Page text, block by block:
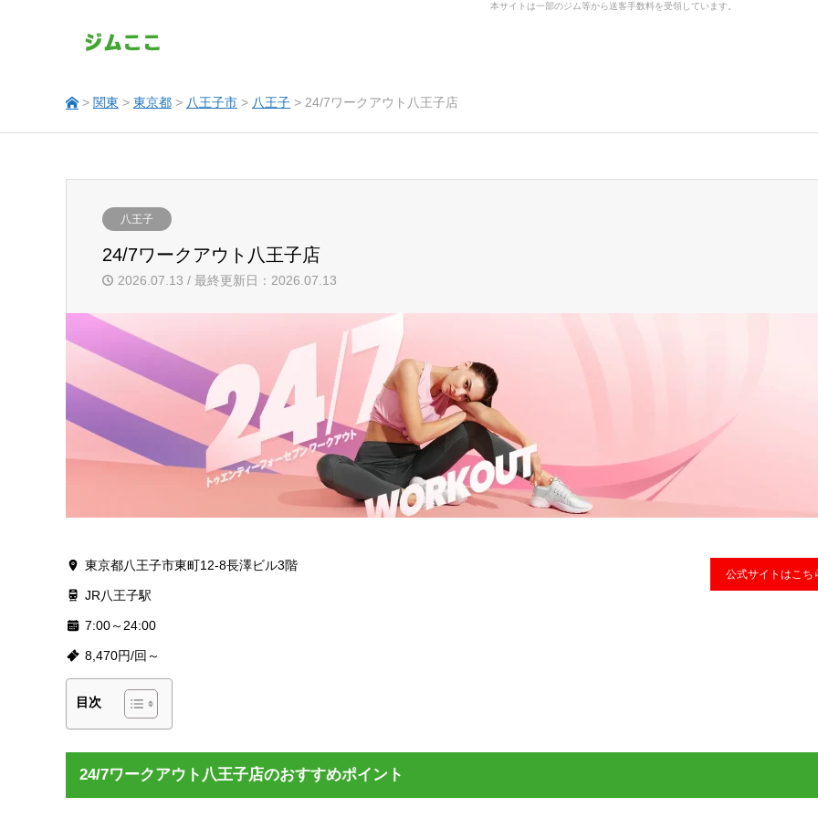
本サイトは一部のジム等から送客手数料を受領しています。
> 関東 > 東京都 > 八王子市 > 八王子 > 24/7ワークアウト八王子店
八王子
24/7ワークアウト八王子店
2026.07.13 / 最終更新日：2026.07.13
東京都八王子市東町12-8長澤ビル3階
JR八王子駅
7:00～24:00
8,470円/回～
公式サイトはこち
目次
24/7ワークアウト八王子店のおすすめポイント